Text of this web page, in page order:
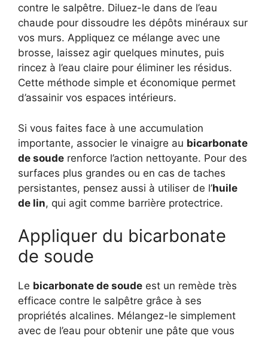
contre le salpêtre. Diluez-le dans de l’eau
chaude pour dissoudre les dépôts minéraux sur
vos murs. Appliquez ce mélange avec une
brosse, laissez agir quelques minutes, puis
rincez à l’eau claire pour éliminer les résidus.
Cette méthode simple et économique permet
d’assainir vos espaces intérieurs.
Si vous faites face à une accumulation
importante, associer le vinaigre au bicarbonate
de soude renforce l’action nettoyante. Pour des
surfaces plus grandes ou en cas de taches
persistantes, pensez aussi à utiliser de l’huile
de lin, qui agit comme barrière protectrice.
Appliquer du bicarbonate
de soude
Le bicarbonate de soude est un remède très
efficace contre le salpêtre grâce à ses
propriétés alcalines. Mélangez-le simplement
avec de l’eau pour obtenir une pâte que vous